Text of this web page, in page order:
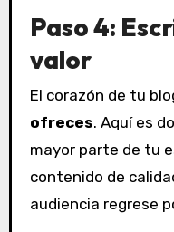
Paso 4:
valor
El corazón de tu
ofreces. Aquí es
mayor parte de tu
contenido de
audiencia regrese